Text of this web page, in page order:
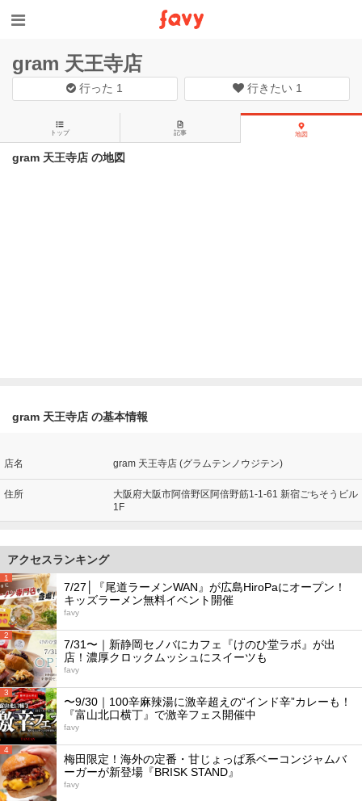
gram 天王寺店
行った 1 行きたい 1
トップ 記事 地図
gram 天王寺店 の地図
gram 天王寺店 の基本情報
店名 gram 天王寺店 (グラムテンノウジテン)
住所
大阪府大阪市阿倍野区阿倍野筋1-1-61 新宿ごちそうビル
1F
アクセスランキング
1
7/27│『尾道ラーメンWAN』が広島HiroPaにオープン！
キッズラーメン無料イベント開催
favy
2
7/31〜｜新静岡セノバにカフェ『けのひ堂ラボ』が出
店！濃厚クロックムッシュにスイーツも
favy
3
〜9/30｜100辛麻辣湯に激辛超えの“インド辛”カレーも！
『富山北口横丁』で激辛フェス開催中
favy
4
梅田限定！海外の定番・甘じょっぱ系ベーコンジャムバ
ーガーが新登場『BRISK STAND』
favy